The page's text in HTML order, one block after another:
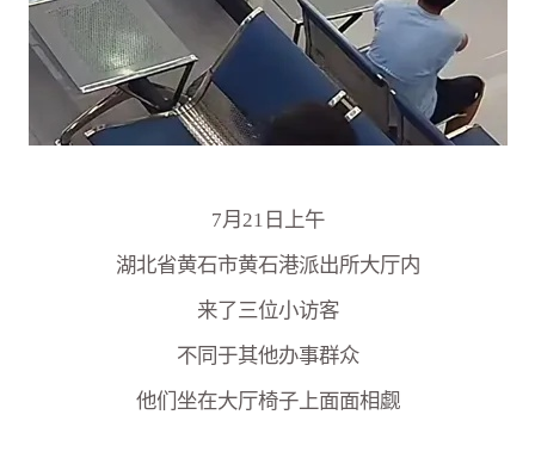
7月21日上午
湖北省黄石市黄石港派出所大厅内
来了三位小访客
不同于其他办事群众
他们坐在大厅椅子上面面相觑